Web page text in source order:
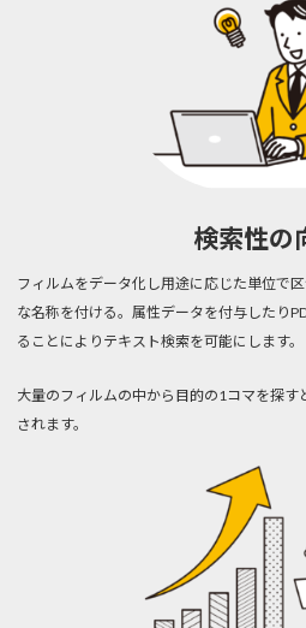
検索性の
フィルムをデータ化し用途に応じた単位で
な名称を付ける。属性データを付与したり
ることによりテキスト検索を可能にします。
大量のフィルムの中から目的の1コマを探
されます。